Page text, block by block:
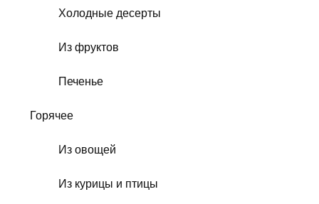
Холодные десерты
Из фруктов
Печенье
Горячее
Из овощей
Из курицы и птицы